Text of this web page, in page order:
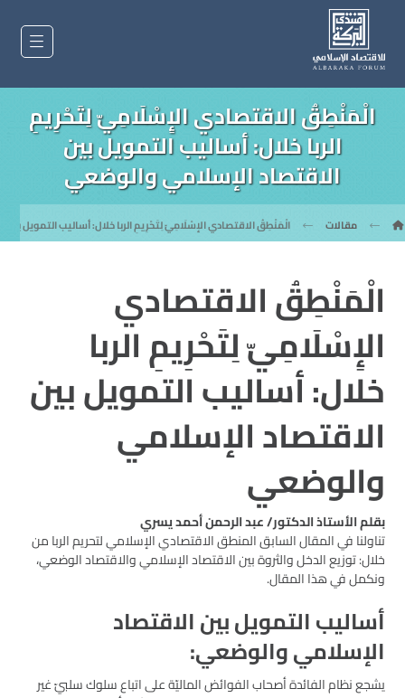
الْمَنْطِقُ الاقتصادي الإِسْلَامِيّ لِتَحْرِيمِ
الربا خلال: أساليب التمويل بين
الاقتصاد الإسلامي والوضعي
مقالات الْمَنْطِقُ الاقتصادي الإِسْلَامِيّ لِتَحْرِيمِ الربا خلال: أساليب التمويل
الْمَنْطِقُ الاقتصادي
الإِسْلَامِيّ لِتَحْرِيمِ الربا
خلال: أساليب التمويل بين
الاقتصاد الإسلامي
والوضعي
بقلم الأستاذ الدكتور/ عبد الرحمن أحمد يسري
تناولنا في المقال السابق المنطق الاقتصادي الإسلامي لتحريم الربا من
خلال: توزيع الدخل والثروة بين الاقتصاد الإسلامي والاقتصاد الوضعي،
ونكمل في هذا المقال.
أساليب التمويل بين الاقتصاد
الإسلامي والوضعي:
يشجع نظام الفائدة أصحاب الفوائض الماليّة على اتباع سلوك سلبيّ غير